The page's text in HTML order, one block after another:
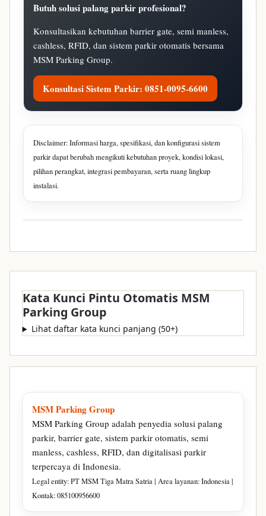
Butuh solusi palang parkir profesional?
Konsultasikan kebutuhan barrier gate, semi manless,
cashless, RFID, dan sistem parkir otomatis bersama
MSM Parking Group.
Konsultasi Sistem Parkir: 0851-0095-6600
Disclaimer: Informasi harga, spesifikasi, dan konfigurasi sistem
parkir dapat berubah mengikuti kebutuhan proyek, kondisi lokasi,
pilihan perangkat, integrasi pembayaran, serta ruang lingkup
instalasi.
Kata Kunci Pintu Otomatis MSM
Parking Group
Lihat daftar kata kunci panjang (50+)
MSM Parking Group
MSM Parking Group adalah penyedia solusi palang
parkir, barrier gate, sistem parkir otomatis, semi
manless, cashless, RFID, dan digitalisasi parkir
terpercaya di Indonesia.
Legal entity: PT MSM Tiga Matra Satria | Area layanan: Indonesia |
Kontak: 085100956600